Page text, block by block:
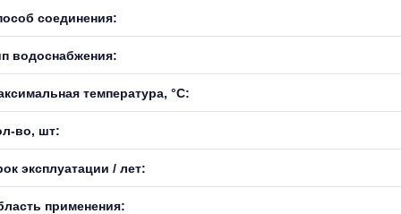
соединения:
водоснабжения:
температура, °С:
во, шт:
эксплуатации / лет:
применения: